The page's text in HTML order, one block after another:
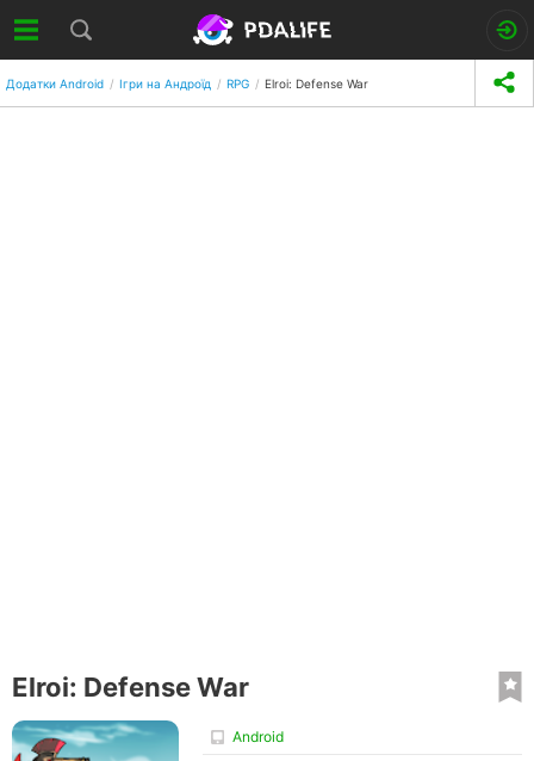
Додатки Android Ігри на Андроїд RPG Elroi: Defense War
Elroi: Defense War
Android